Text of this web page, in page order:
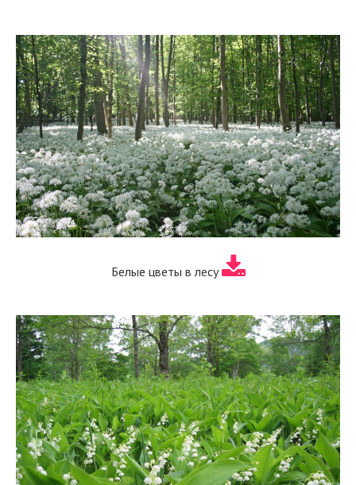
Белые цветы в лесу